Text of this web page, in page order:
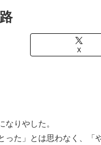
X
なりやした。
った」とは思わなく、「